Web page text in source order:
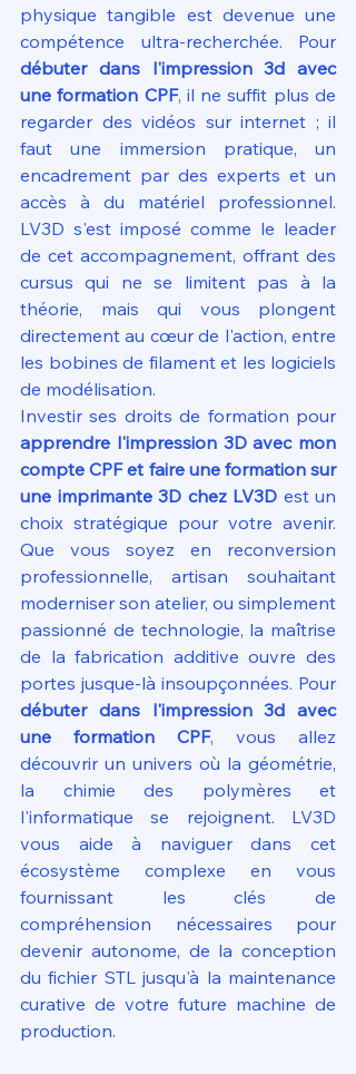
physique tangible est devenue une
débuter dans l'impression 3d avec
une formation CPF, il ne suffit plus de
regarder des vidéos sur internet ; il
faut une immersion pratique, un
encadrement par des experts et un
accès à du matériel professionnel.
LV3D s'est imposé comme le leader
de cet accompagnement, offrant des
cursus qui ne se limitent pas à la
théorie, mais qui vous plongent
directement au cœur de l'action, entre
les bobines de filament et les logiciels
de modélisation.
apprendre l'impression 3D avec mon
compte CPF et faire une formation sur
une imprimante 3D chez LV3D est un
choix stratégique pour votre avenir.
Que vous soyez en reconversion
professionnelle, artisan souhaitant
moderniser son atelier, ou simplement
passionné de technologie, la maîtrise
de la fabrication additive ouvre des
débuter dans l'impression 3d avec
une formation CPF, vous allez
découvrir un univers où la géométrie,
la chimie des polymères et
l'informatique se rejoignent. LV3D
vous aide à naviguer dans cet
écosystème complexe en vous
fournissant les clés de
compréhension nécessaires pour
devenir autonome, de la conception
du fichier STL jusqu'à la maintenance
curative de votre future machine de
production.